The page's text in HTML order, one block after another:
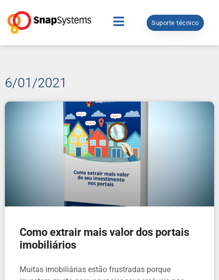
Suporte técnico
6/01/2021
Como extrair mais valor dos portais
imobiliários
Muitas imobiliárias estão frustradas porque